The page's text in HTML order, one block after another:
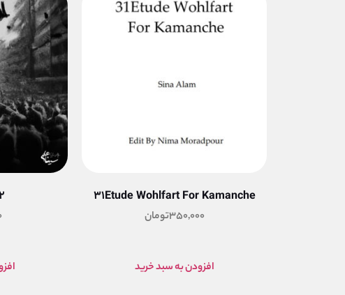
31Etude Wohlfart For Kamanche
350,000تومان
افزودن به سبد خرید